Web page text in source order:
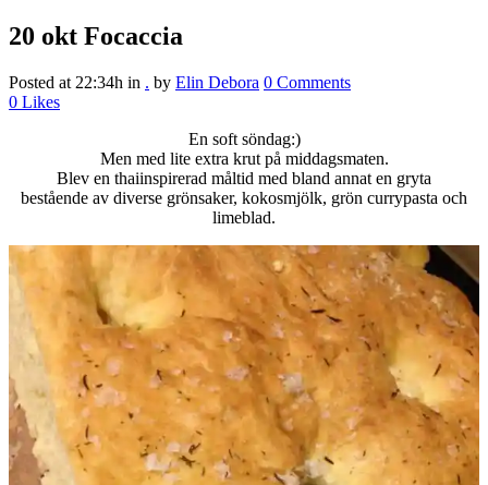
20 okt Focaccia
Posted at 22:34h in . by Elin Debora 0 Comments
0 Likes
En soft söndag:)
Men med lite extra krut på middagsmaten.
Blev en thaiinspirerad måltid med bland annat en gryta
bestående av diverse grönsaker, kokosmjölk, grön currypasta och
limeblad.